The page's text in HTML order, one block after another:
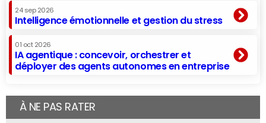
24 sep 2026
Intelligence émotionnelle et gestion du stress
01 oct 2026
IA agentique : concevoir, orchestrer et
déployer des agents autonomes en entreprise
À NE PAS RATER